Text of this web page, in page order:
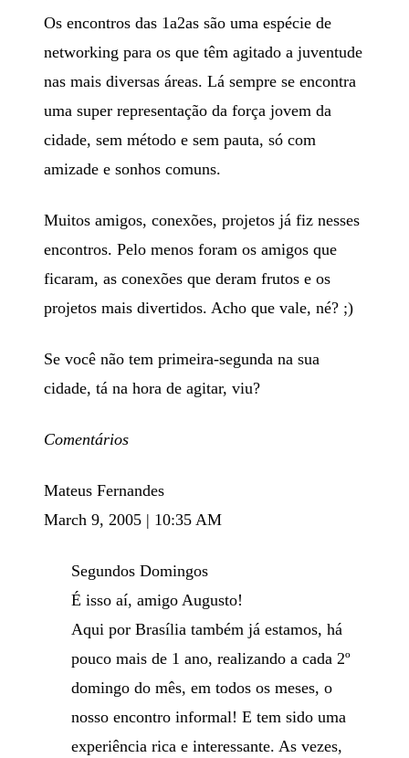
Os encontros das 1a2as são uma espécie de
networking para os que têm agitado a juventude
nas mais diversas áreas. Lá sempre se encontra
uma super representação da força jovem da
cidade, sem método e sem pauta, só com
amizade e sonhos comuns.
Muitos amigos, conexões, projetos já fiz nesses
encontros. Pelo menos foram os amigos que
ficaram, as conexões que deram frutos e os
projetos mais divertidos. Acho que vale, né? ;)
Se você não tem primeira-segunda na sua
cidade, tá na hora de agitar, viu?
Comentários
Mateus Fernandes
March 9, 2005 | 10:35 AM
Segundos Domingos
É isso aí, amigo Augusto!
Aqui por Brasília também já estamos, há
pouco mais de 1 ano, realizando a cada 2º
domingo do mês, em todos os meses, o
nosso encontro informal! E tem sido uma
experiência rica e interessante. As vezes,